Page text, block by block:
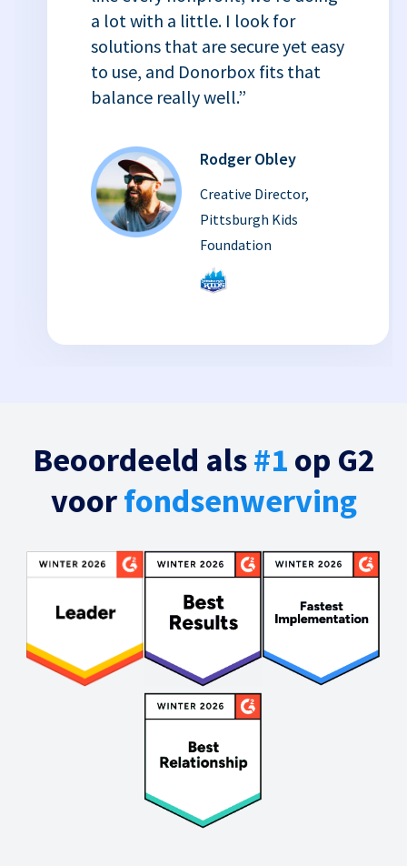
a lot with a little. I look for
solutions that are secure yet easy
to use, and Donorbox fits that
balance really well.”
Rodger Obley
Creative Director,
Pittsburgh Kids
Foundation
Beoordeeld als#1 op G2
voorfondsenwerving